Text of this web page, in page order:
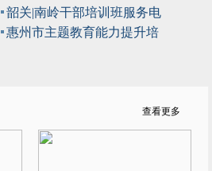
韶关|南岭干部培训班服务电
惠州市主题教育能力提升培
查看更多